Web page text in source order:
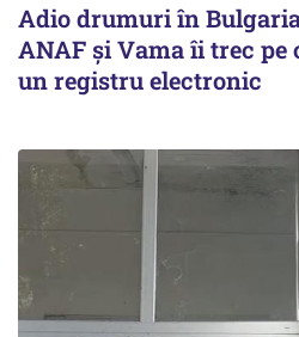
Adio drumuri în
ANAF și Vama îi trec
un registru electronic